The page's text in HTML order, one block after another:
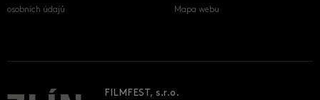
osobních údajů
Mapa webu
FILMFEST, s.r.o.